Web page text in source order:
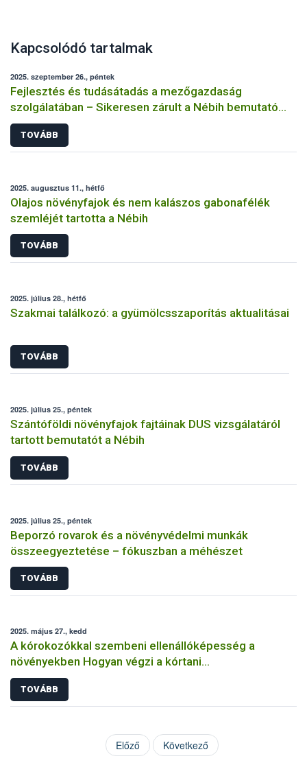
Kapcsolódó tartalmak
2025. szeptember 26., péntek
Fejlesztés és tudásátadás a mezőgazdaság
szolgálatában – Sikeresen zárult a Nébih bemutató
üzemi projektje
TOVÁBB
2025. augusztus 11., hétfő
Olajos növényfajok és nem kalászos gabonafélék
szemléjét tartotta a Nébih
TOVÁBB
2025. július 28., hétfő
Szakmai találkozó: a gyümölcsszaporítás aktualitásai
TOVÁBB
2025. július 25., péntek
Szántóföldi növényfajok fajtáinak DUS vizsgálatáról
tartott bemutatót a Nébih
TOVÁBB
2025. július 25., péntek
Beporzó rovarok és a növényvédelmi munkák
összeegyeztetése – fókuszban a méhészet
TOVÁBB
2025. május 27., kedd
A kórokozókkal szembeni ellenállóképesség a
növényekben Hogyan végzi a kórtani
rezisztenciavizsgálatokat a Nébih?
TOVÁBB
Előző Következő